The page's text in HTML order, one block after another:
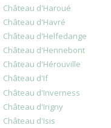
Château d'Haroué
Château d'Havré
Château d'Helfedange
Château d'Hennebont
Château d'Hérouville
Château d'If
Château d'Inverness
Château d'Irigny
Château d'Isis